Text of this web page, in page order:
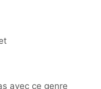
avec ce genre